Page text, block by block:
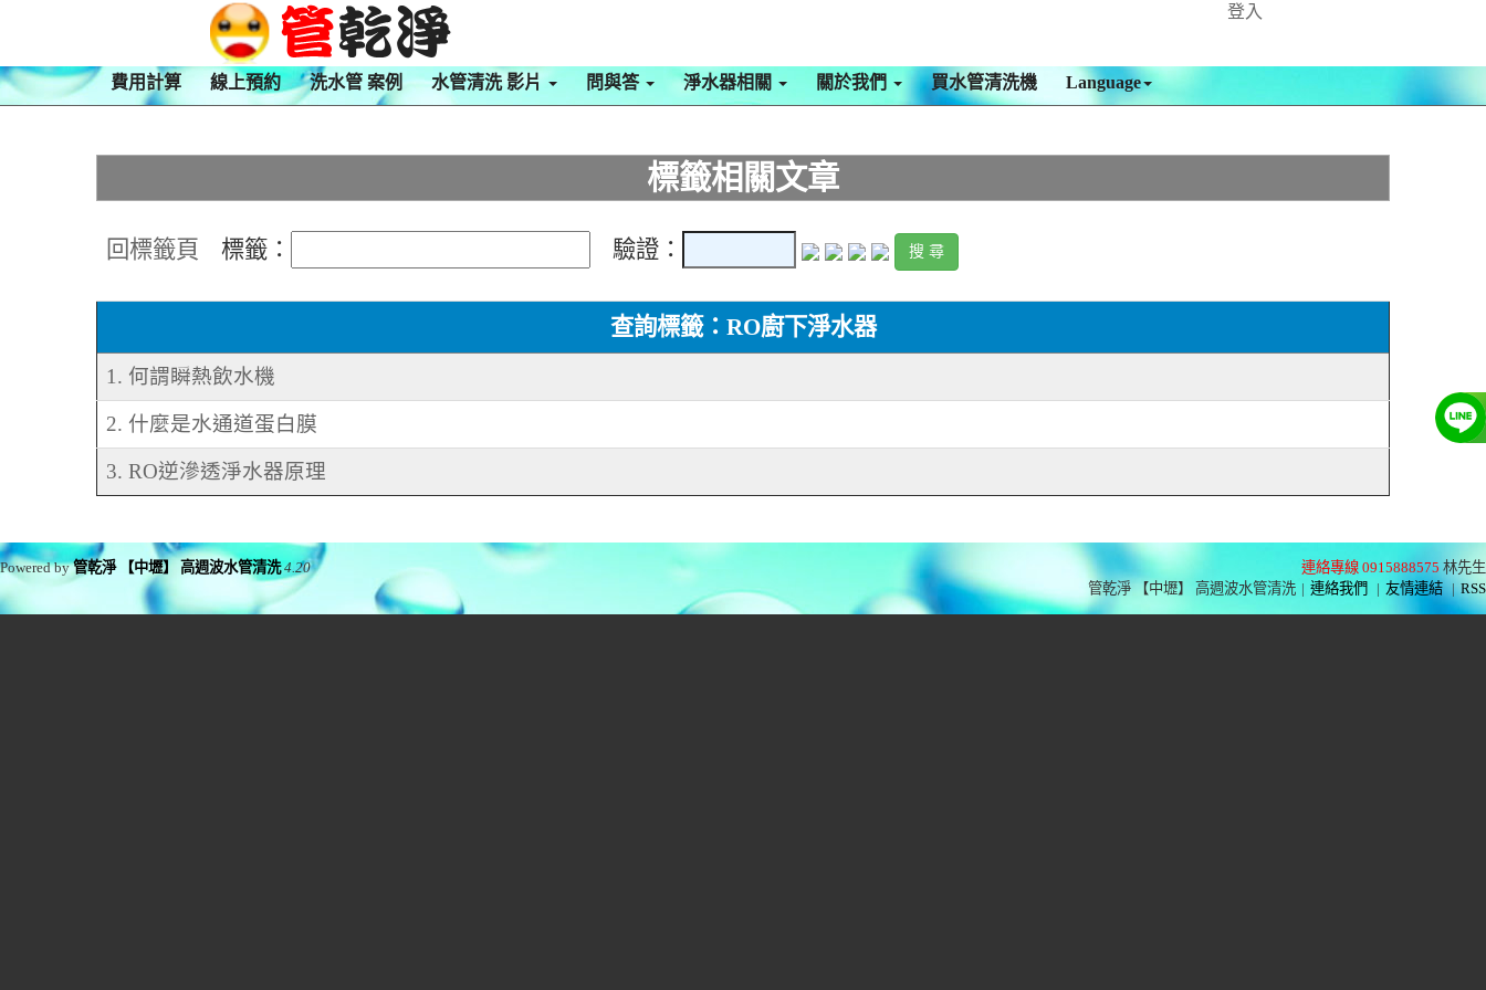
登入
費用計算 線上預約 洗水管 案例 水管清洗 影片 問與答 淨水器相關 關於我們 買水管清洗機 Language
標籤相關文章
回標籤頁 標籤： 驗證：
查詢標籤：RO廚下淨水器
1. 何謂瞬熱飲水機
2. 什麼是水通道蛋白膜
3. RO逆滲透淨水器原理
連絡專線 0915888575 林先生
管乾淨 【中壢】 高週波水管清洗 | 連絡我們 | 友情連結 | RSS
Powered by管乾淨 【中壢】 高週波水管清洗 4.20